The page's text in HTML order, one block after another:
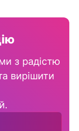
з радістю
вирішити